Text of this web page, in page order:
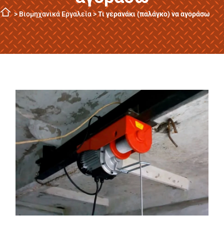
>Βιομηχανικά Εργαλεία>Τι γερανάκι (παλάγκο) να αγοράσω